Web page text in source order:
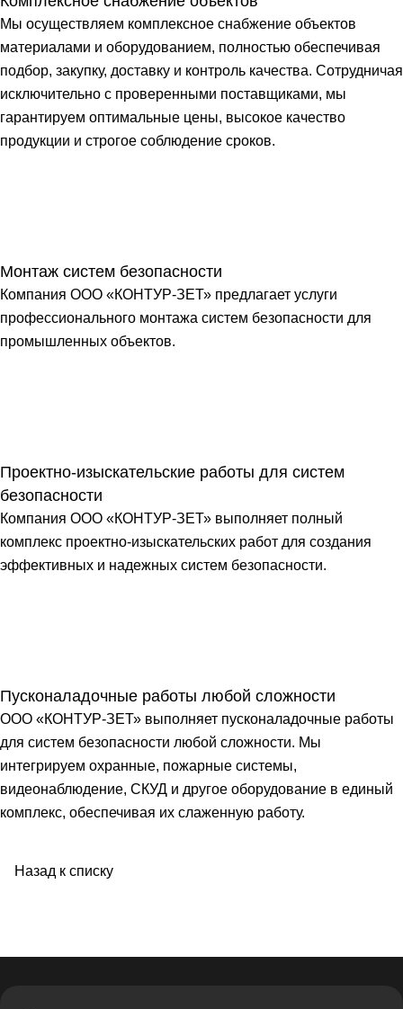
Мы осуществляем комплексное снабжение объектов
материалами и оборудованием, полностью обеспечивая
подбор, закупку, доставку и контроль качества. Сотрудничая
исключительно с проверенными поставщиками, мы
гарантируем оптимальные цены, высокое качество
продукции и строгое соблюдение сроков.
Монтаж систем безопасности
Компания ООО «КОНТУР-ЗЕТ» предлагает услуги
профессионального монтажа систем безопасности для
промышленных объектов.
Проектно-изыскательские работы для систем
безопасности
Компания ООО «КОНТУР-ЗЕТ» выполняет полный
комплекс проектно-изыскательских работ для создания
эффективных и надежных систем безопасности.
Пусконаладочные работы любой сложности
ООО «КОНТУР-ЗЕТ» выполняет пусконаладочные работы
для систем безопасности любой сложности. Мы
интегрируем охранные, пожарные системы,
видеонаблюдение, СКУД и другое оборудование в единый
комплекс, обеспечивая их слаженную работу.
Назад к списку